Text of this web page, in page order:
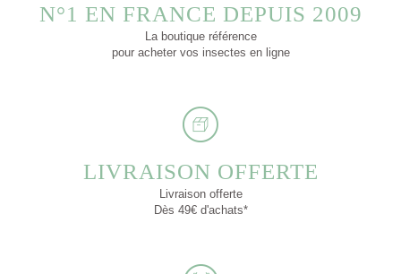
N°1 EN FRANCE DEPUIS 2009
La boutique référence
pour acheter vos insectes en ligne
LIVRAISON OFFERTE
Livraison offerte
Dès 49€ d'achats*